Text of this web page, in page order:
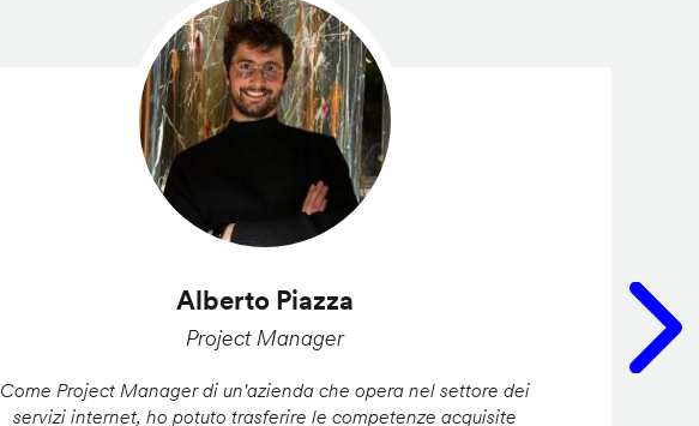
Alberto Piazza
Project Manager
Come Project Manager di un'azienda che opera nel settore dei
servizi internet, ho potuto trasferire le competenze acquisite